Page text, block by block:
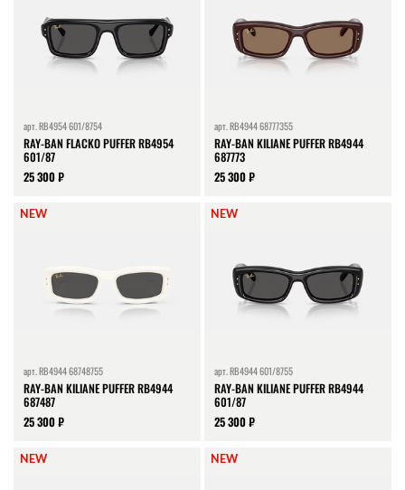
арт.RB4954 601/8754
RAY-BAN FLACKO PUFFER RB4954
601/87
25 300 ₽
арт. RB4944 68777355
RAY-BAN KILIANE PUFFER RB4944
687773
25 300 ₽
NEW
арт.RB4944 68748755
RAY-BAN KILIANE PUFFER RB4944
687487
25 300 ₽
NEW
арт. RB4944 601/8755
RAY-BAN KILIANE PUFFER RB4944
601/87
25 300 ₽
NEW NEW